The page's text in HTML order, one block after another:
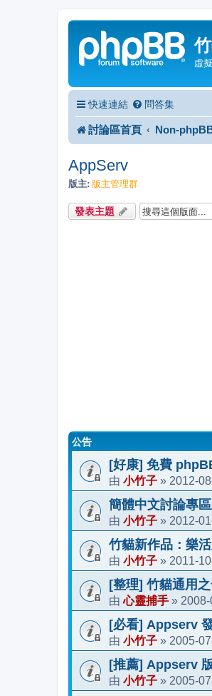
虛
快速連結 問答集
討論區首頁 Non-
AppServ
版主: 版主管理群
發表主題
公告
[好康] 免費
由 小竹子 » 2012-
簡體中文討論專
由 小竹子 » 2012-
竹貓新作品：樂
由 小竹子 » 2011-
[整理] 竹貓通用
由心靈捕手 »
[必看] Appserv
由 小竹子 » 2005-
[推薦] Appserv
由 小竹子 » 2005-